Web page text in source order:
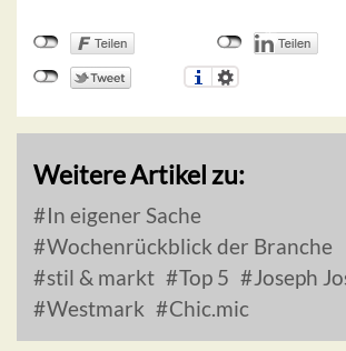
Weitere Artikel zu:
In eigener Sache
Wochenrückblick der Branche
stil & markt
Top 5
Joseph
Westmark
Chic.mic